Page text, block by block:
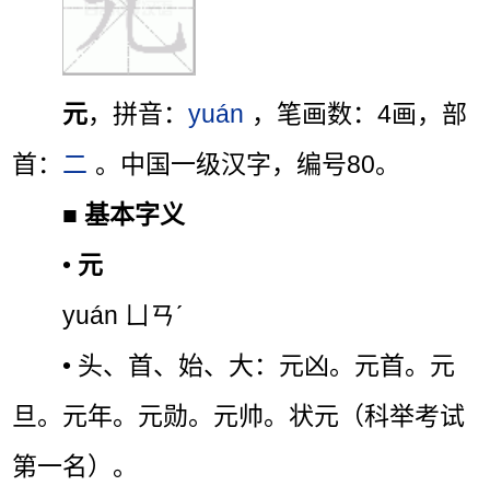
元，拼音：yuán ，笔画数：4画，部
首： 二 。中国一级汉字，编号80。
■基本字义
• 元
yuán ㄩㄢˊ
• 头、首、始、大：元凶。元首。元
旦。元年。元勋。元帅。状元（科举考试
第一名）。